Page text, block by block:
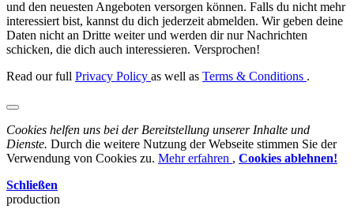
und den neuesten Angeboten versorgen können. Falls du nicht mehr
interessiert bist, kannst du dich jederzeit abmelden. Wir geben deine
Daten nicht an Dritte weiter und werden dir nur Nachrichten
schicken, die dich auch interessieren. Versprochen!
Read our full Privacy Policy as well as Terms & Conditions .
Cookies helfen uns bei der Bereitstellung unserer Inhalte und
Dienste. Durch die weitere Nutzung der Webseite stimmen Sie der
Verwendung von Cookies zu. Mehr erfahren , Cookies ablehnen!
Schließen
production